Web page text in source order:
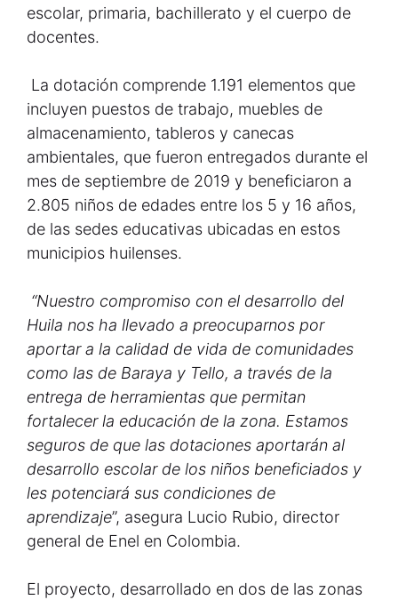
escolar, primaria, bachillerato y el cuerpo de
docentes.
La dotación comprende 1.191 elementos que
incluyen puestos de trabajo, muebles de
almacenamiento, tableros y canecas
ambientales, que fueron entregados durante el
mes de septiembre de 2019 y beneficiaron a
2.805 niños de edades entre los 5 y 16 años,
de las sedes educativas ubicadas en estos
municipios huilenses.
“Nuestro compromiso con el desarrollo del
Huila nos ha llevado a preocuparnos por
aportar a la calidad de vida de comunidades
como las de Baraya y Tello, a través de la
entrega de herramientas que permitan
fortalecer la educación de la zona. Estamos
seguros de que las dotaciones aportarán al
desarrollo escolar de los niños beneficiados y
les potenciará sus condiciones de
aprendizaje”, asegura Lucio Rubio, director
general de Enel en Colombia.
El proyecto, desarrollado en dos de las zonas